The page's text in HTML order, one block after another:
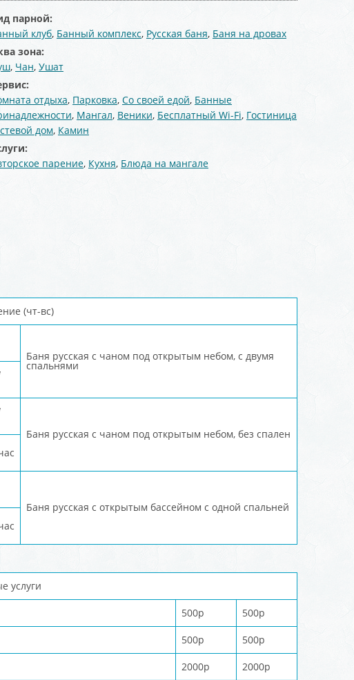
парной:
клуб, Банный комплекс, Русская баня, Баня на дровах
зона:
, Чан, Ушат
отдыха, Парковка, Со своей едой, Банные
, Мангал, Веники, Бесплатный Wi-Fi, Гостиница
дом, Камин
парение, Кухня, Блюда на мангале
(чт-вс)
Баня русская с чаном под открытым небом, с двумя
спальнями
Баня русская с чаном под открытым небом, без спален
Баня русская с открытым бассейном с одной спальней
услуги
500р 500р
500р 500р
2000р 2000р